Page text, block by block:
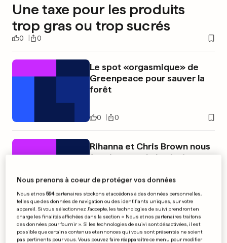
Une taxe pour les produits
trop gras ou trop sucrés
0 0
Le spot «orgasmique» de
Greenpeace pour sauver la
forêt
0 0
Rihanna et Chris Brown nous
font le coup de la piscine
0 0
PUBLICITÉ
Nous prenons à coeur de protéger vos données
Nous et nos594partenaires stockons et accédons à des données personnelles,
telles que des données de navigation ou des identifiants uniques, sur votre
appareil. Si vous sélectionnez J'accepte, les technologies de suivi prendront en
charge les finalités affichées dans la section « Nous et nos partenaires traitons
des données pour fournir ». Si les technologies de suivi sont désactivées, il est
possible que certains contenus et annonces qui vous sont présentés ne soient
pas pertinents pour vous. Vous pouvez faire réapparaître ce menu pour modifier